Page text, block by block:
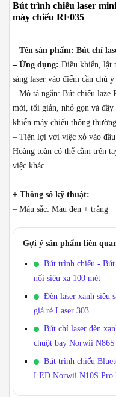
chiếu
lượng
Bút trình chiếu laser
máy chiếu RF035
– Tên sản phẩm: Bút chỉ
– Ứng dụng: Điều khiển, lật
sáng laser vào điểm cần chú
– Mô tả ngắn: Bút chiếu laze
mới, tối giản, nhỏ gọn và đầy
khiển máy chiếu thông
– Tiện lợi với việc xỏ vào
Hoàng toàn có thể cầm trên
việc khác.
+ Thông số kỹ thuật:
– Màu sắc: Màu đen + trắng
Gợi ý sản phẩm liên
Bút trình chiếu -
nối siêu xa 100 mét
Đèn laser xanh siêu
giá rẻ Laser 303
Bút chỉ laser đèn
chuột bay Norwii N86S
Bút trình chiếu
LED Norwii N10S Pro